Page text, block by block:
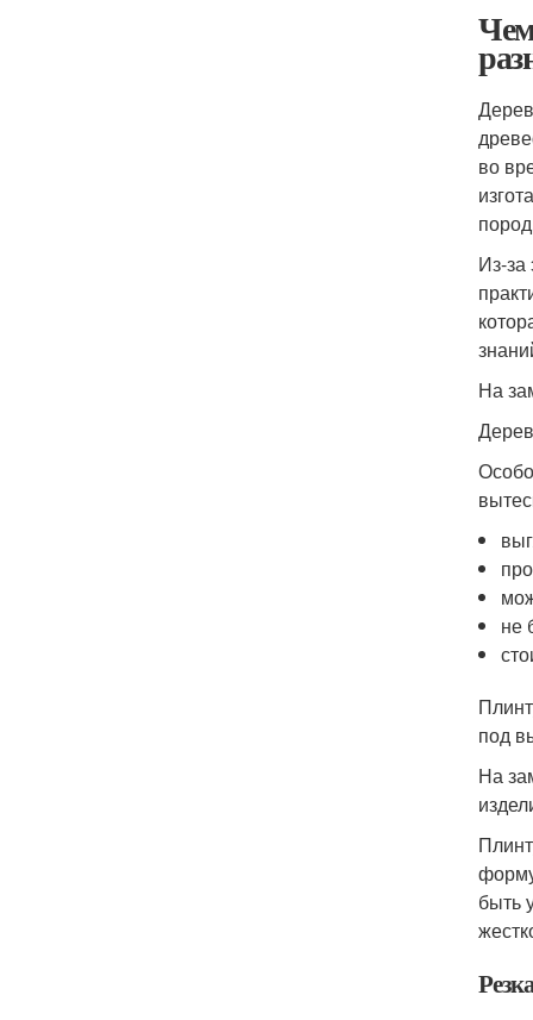
во
Из-
На
не
под
На
быть